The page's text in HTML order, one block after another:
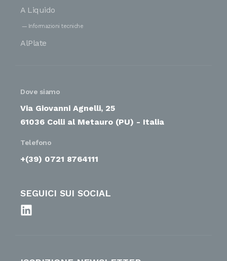
A Liquido
Informazioni tecniche
AlPlate
Dove siamo
Via Giovanni Agnelli, 25
61036 Colli al Metauro (PU) - Italia
Telefono
+(39) 0721 8764111
SEGUICI SUI SOCIAL